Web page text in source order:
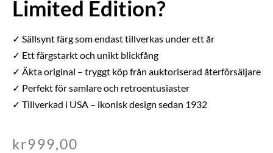
Limited Edition?
✓ Sällsynt färg som endast tillverkas under ett år
✓ Ett färgstarkt och unikt blickfång
✓ Äkta original – tryggt köp från auktoriserad återförsäljare
✓ Perfekt för samlare och retroentusiaster
✓ Tillverkad i USA – ikonisk design sedan 1932
kr999,00